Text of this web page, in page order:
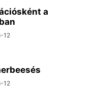
a
12
12